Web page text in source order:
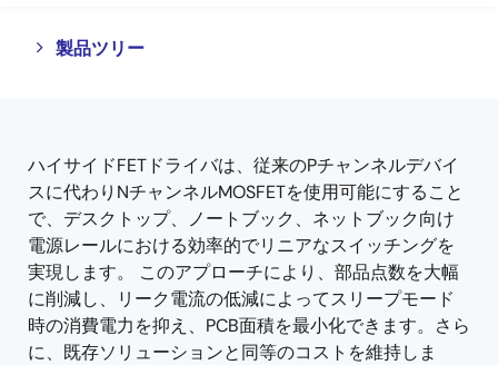
製品ツリー
Close
Open
ハイサイドFETドライバは、従来のPチャンネルデバイ
スに代わりNチャンネルMOSFETを使用可能にすること
で、デスクトップ、ノートブック、ネットブック向け
電源レールにおける効率的でリニアなスイッチングを
実現します。 このアプローチにより、部品点数を大幅
に削減し、リーク電流の低減によってスリープモード
時の消費電力を抑え、PCB面積を最小化できます。さら
に、既存ソリューションと同等のコストを維持しま